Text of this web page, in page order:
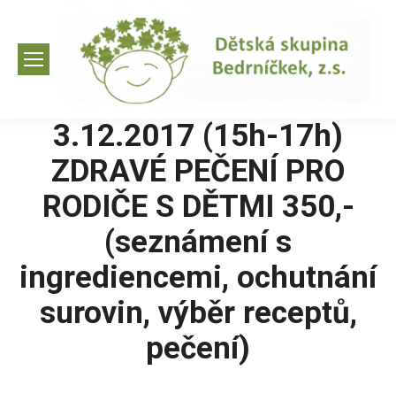
3.12.2017 (15h-17h)
ZDRAVÉ PEČENÍ PRO
RODIČE S DĚTMI 350,-
(seznámení s
ingrediencemi, ochutnání
surovin, výběr receptů,
pečení)